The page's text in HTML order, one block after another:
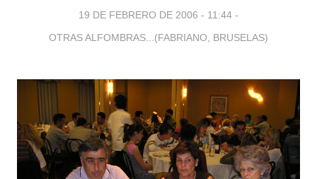
19 DE FEBRERO DE 2006 - 11:44 -
OTRAS ALFOMBRAS...(FABRIANO, BRUSELAS)